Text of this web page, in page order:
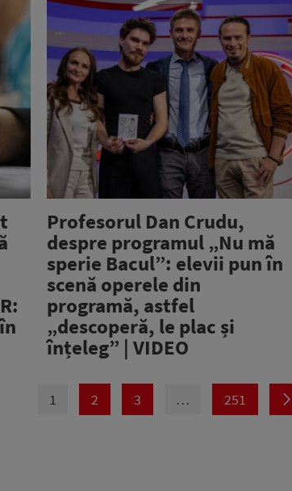
Profesorul Dan Crudu,
despre programul „Nu mă
sperie Bacul”: elevii pun în
scenă operele din
programă, astfel
„descoperă, le plac și
înțeleg” | VIDEO
1 2 3 … 251